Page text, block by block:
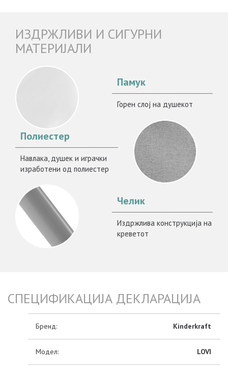
ИЗДРЖЛИВИ И СИГУРНИ
МАТЕРИЈАЛИ
Памук
Горен слој на душекот
Полиестер
Навлака, душек и играчки
изработени од полиестер
Челик
Издржлива конструкција на
креветот
СПЕЦИФИКАЦИЈА ДЕКЛАРАЦИЈА
Бренд: Kinderkraft
Модел: LOVI